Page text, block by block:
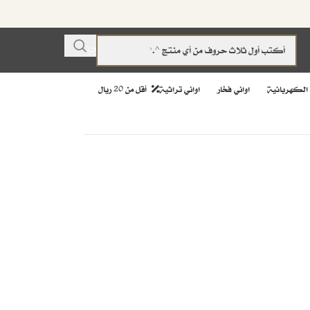
الكهربائية اواني فخار اواني تراثية أقل من 20 ريال